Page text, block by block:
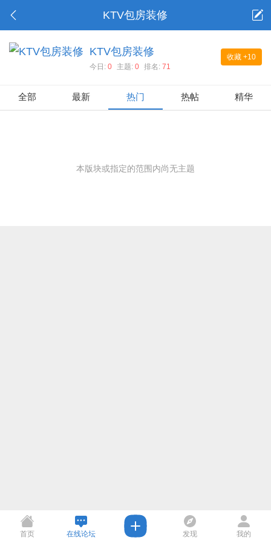
KTV包房装修
收藏 +10
KTV包房装修
今日: 0 主题: 0 排名: 71
全部 最新 热门 热帖 精华
本版块或指定的范围内尚无主题
首页 在线论坛 发现 我的